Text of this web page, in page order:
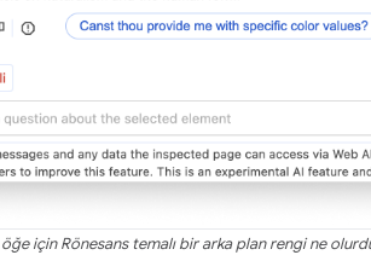
öğe için Rönesans temalı bir arka plan rengi ne